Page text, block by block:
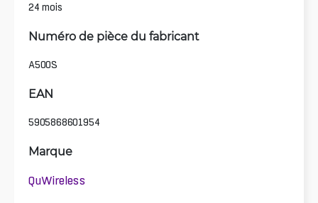
24 mois
Numéro de pièce du fabricant
A500S
EAN
5905868601954
Marque
QuWireless